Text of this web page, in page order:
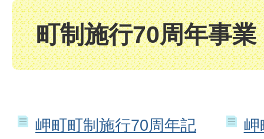
町制施行70周年事業
岬町町制施行70周年記
岬